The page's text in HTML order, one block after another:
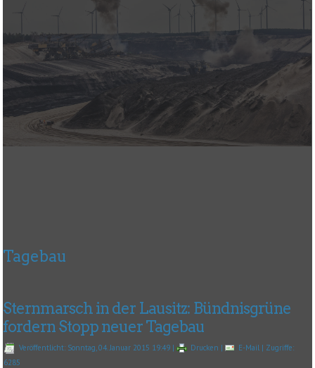
Tagebau
Sternmarsch in der Lausitz: Bündnisgrüne
fordern Stopp neuer Tagebau
Veröffentlicht: Sonntag, 04. Januar 2015 19:49 | Drucken | E-Mail | Zugriffe:
6285